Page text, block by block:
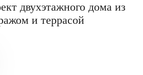
двухэтажного дома из
и террасой